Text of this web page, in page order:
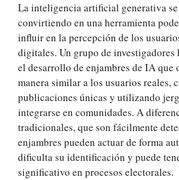
La inteligencia artificial generativa se
convirtiendo en una herramienta
influir en la percepción de los
digitales. Un grupo de investigadores
el desarrollo de enjambres de IA que
manera similar a los usuarios reales,
publicaciones únicas y utilizando
integrarse en comunidades. A
tradicionales, que son fácilmente
enjambres pueden actuar de forma
dificulta su identificación y puede
significativo en procesos electorales.